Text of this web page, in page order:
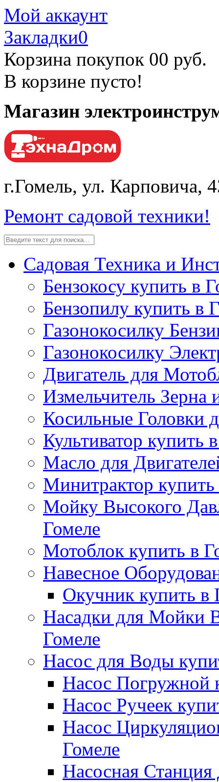
Мой аккаунт
Закладки0
Корзина покупок 00 руб.
В корзине пусто!
Магазин
г.Гомель, ул. Карповича,
Ремонт садовой техники!
Садовая Техника и
Бензокосу купить в
Бензопилу купить в
Газонокосилку
Газонокосилку
Двигатель для
Измельчитель Зерна
Косильные Головки
Культиватор купить
Масло для
Минитрактор купить
Мойку Высокого
Гомеле
Мотоблок купить в
Навесное
Окучник купить в
Насадки для Мойки
Гомеле
Насос для Воды
Насос Погружной
Насос Ручеек
Насос
Гомеле
Насосная